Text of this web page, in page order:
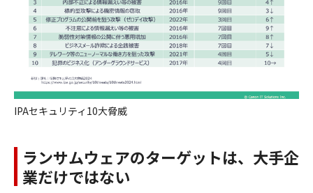
IPAセキュリティ10大脅威
ランサムウェアのターゲットは、大手企
業だけではない